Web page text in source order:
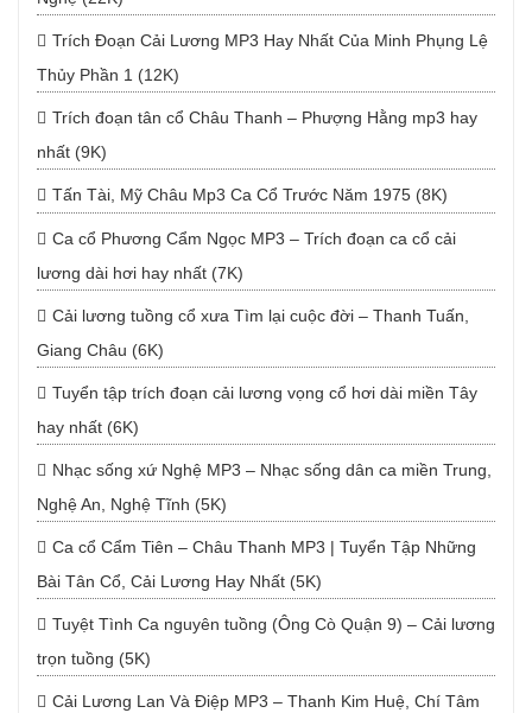
Trích Đoạn Cải Lương MP3 Hay Nhất Của Minh Phụng Lệ
Thủy Phần 1 (12K)
Trích đoạn tân cổ Châu Thanh – Phượng Hằng mp3 hay
nhất (9K)
Tấn Tài, Mỹ Châu Mp3 Ca Cổ Trước Năm 1975 (8K)
Ca cổ Phương Cẩm Ngọc MP3 – Trích đoạn ca cổ cải
lương dài hơi hay nhất (7K)
Cải lương tuồng cổ xưa Tìm lại cuộc đời – Thanh Tuấn,
Giang Châu (6K)
Tuyển tập trích đoạn cải lương vọng cổ hơi dài miền Tây
hay nhất (6K)
Nhạc sống xứ Nghệ MP3 – Nhạc sống dân ca miền Trung,
Nghệ An, Nghệ Tĩnh (5K)
Ca cổ Cẩm Tiên – Châu Thanh MP3 | Tuyển Tập Những
Bài Tân Cổ, Cải Lương Hay Nhất (5K)
Tuyệt Tình Ca nguyên tuồng (Ông Cò Quận 9) – Cải lương
trọn tuồng (5K)
Cải Lương Lan Và Điệp MP3 – Thanh Kim Huệ, Chí Tâm